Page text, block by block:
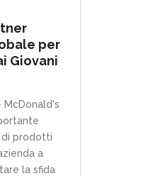
per
Giovani
McDonald's
prodotti
a
la sfida